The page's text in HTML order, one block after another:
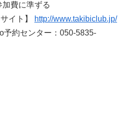
加費に準ずる
イト】
http://www.takibiclub.jp/
予約センター：050-5835-